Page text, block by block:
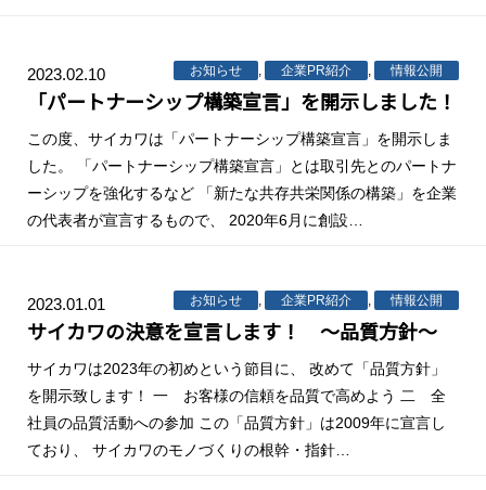
2023.02.10 お知らせ 企業PR紹介 情報公開
「パートナーシップ構築宣言」を開示しました！
この度、サイカワは「パートナーシップ構築宣言」を開示しま
した。 「パートナーシップ構築宣言」とは取引先とのパートナ
ーシップを強化するなど 「新たな共存共栄関係の構築」を企業
の代表者が宣言するもので、 2020年6月に創設…
2023.01.01 お知らせ 企業PR紹介 情報公開
サイカワの決意を宣言します！ ～品質方針～
サイカワは2023年の初めという節目に、 改めて「品質方針」
を開示致します！ 一 お客様の信頼を品質で高めよう 二 全
社員の品質活動への参加 この「品質方針」は2009年に宣言し
ており、 サイカワのモノづくりの根幹・指針…